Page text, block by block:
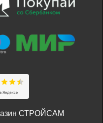
СТРОЙСАМ